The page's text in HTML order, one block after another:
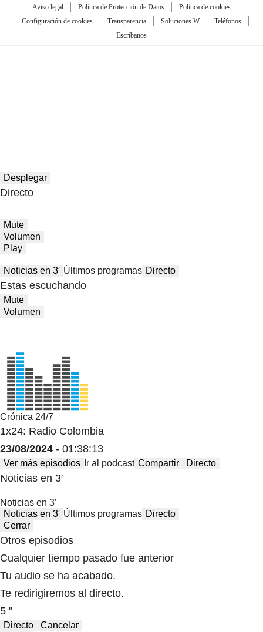
Aviso legal Política de Protección de Datos
Política de cookies
Configuración de cookies
Transparencia Soluciones W
Teléfonos
Escríbanos
Desplegar
Directo
Mute
Volumen
Play
Noticias en 3′ Últimos programas Directo
Estas escuchando
Mute
Volumen
Crónica 24/7
1x24: Radio Colombia
23/08/2024 - 01:38:13
Ver más episodios Ir al podcast Compartir Directo
Noticias en 3′
Noticias en 3′
Noticias en 3′ Últimos programas Directo
Cerrar
Otros episodios
Cualquier tiempo pasado fue anterior
Tu audio se ha acabado.
Te redirigiremos al directo.
5 "
Directo
Cancelar